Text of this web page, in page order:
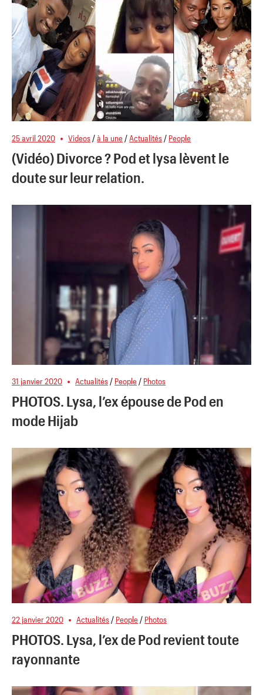
25 avril 2020 Videos /à la une /Actualités / People
(Vidéo) Divorce ? Pod et lysa lèvent le
doute sur leur relation.
31 janvier 2020 Actualités / People / Photos
PHOTOS. Lysa, l’ex épouse de Pod en
mode Hijab
22 janvier 2020 Actualités / People / Photos
PHOTOS. Lysa, l’ex de Pod revient toute
rayonnante